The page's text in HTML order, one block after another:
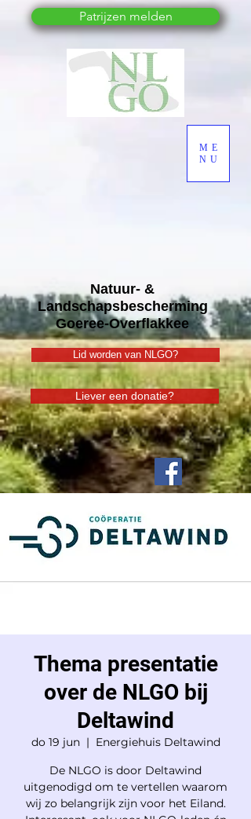
Natuur- &
Landschapsbescherming
Goeree-Overflakkee
ME
NU
Lid worden van NLGO?
Liever een donatie?
Patrijzen melden
Thema presentatie
over de NLGO bij
Deltawind
do 19 jun
  |
Energiehuis Deltawind
De NLGO is door Deltawind
uitgenodigd om te vertellen waarom
wij zo belangrijk zijn voor het Eiland.